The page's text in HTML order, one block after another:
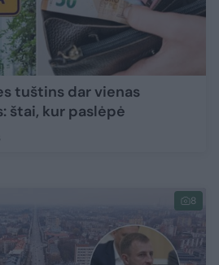
tuštins dar vienas
štai, kur paslėpė
8